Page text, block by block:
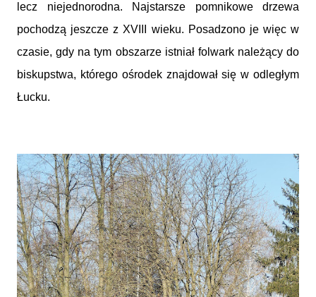
lecz niejednorodna. Najstarsze pomnikowe drzewa
pochodzą jeszcze z XVIII wieku. Posadzono je więc w
czasie, gdy na tym obszarze istniał folwark należący do
biskupstwa, którego ośrodek znajdował się w odległym
Łucku.